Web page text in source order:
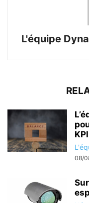
L'équipe
08/